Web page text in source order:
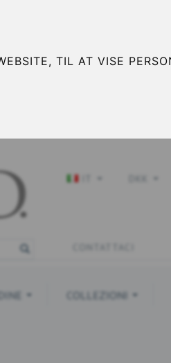
TIL AT VISE
COLLEZIONI